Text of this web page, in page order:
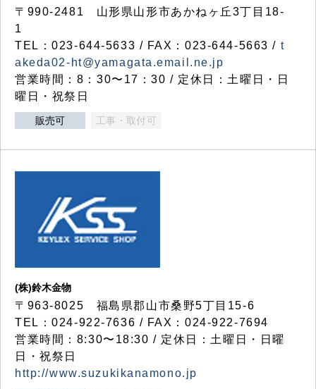
〒990-2481 山形県山形市あかねヶ丘3丁目18-
1
TEL：023-644-5633 / FAX：023-644-5663 / t
akeda02-ht@yamagata.email.ne.jp
営業時間：8：30〜17：30 / 定休日：土曜日・日
曜日・祝祭日
販売可 工事・取付可
(株)鈴木金物
〒963-8025 福島県郡山市桑野5丁目15-6
TEL：024-922-7636 / FAX：024-922-7694
営業時間：8:30〜18:30 / 定休日：土曜日・日曜
日・祝祭日
http://www.suzukikanamono.jp